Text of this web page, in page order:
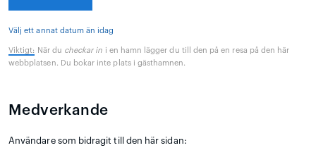
Välj ett annat datum än idag
Viktigt: När du checkar in i en hamn lägger du till den på en resa på den här
webbplatsen. Du bokar inte plats i gästhamnen.
Medverkande
Användare som bidragit till den här sidan: